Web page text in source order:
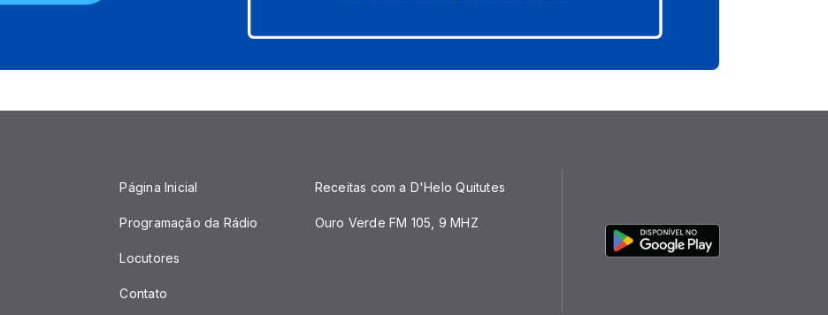
Página Inicial
Programação da Rádio
Locutores
Contato
Receitas com a D'Helo Quitutes
Ouro Verde FM 105, 9 MHZ